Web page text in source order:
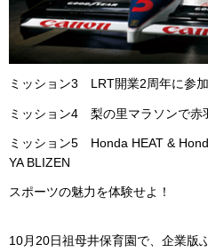
ミッション3 LRT開業2周年に参
ミッション4 梨の里マラソンで赤
ミッション5 Honda HEAT &
YA BLIZEN
スポーツの魅力を体験せよ！
10月20日祖母井保育園で、企業版